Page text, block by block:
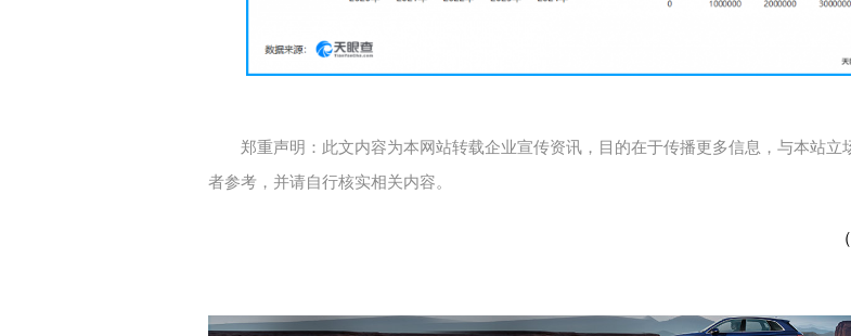
郑重声明：此文内容为本网站转载企业宣传资讯，目的在于传播更多信息，与本站立
者参考，并请自行核实相关内容。